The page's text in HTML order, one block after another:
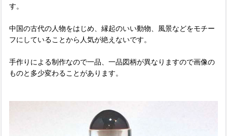
す。
中国の古代の人物をはじめ、縁起のいい動物、風景などをモチー
フにしていることから人気が絶えないです。
手作りによる制作なので一品、一品図柄が異なりますので画像の
ものと多少変わることがあります。